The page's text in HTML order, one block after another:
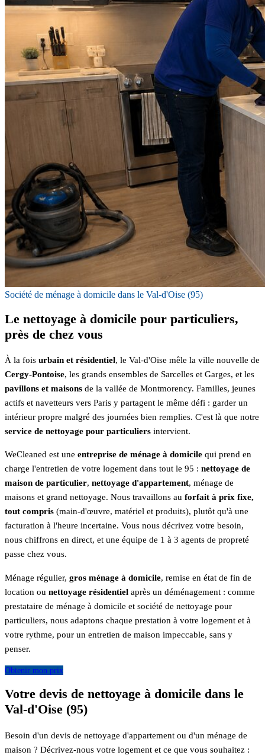
Société de ménage à domicile dans le Val-d'Oise (95)
Le nettoyage à domicile pour particuliers,
près de chez vous
À la fois urbain et résidentiel, le Val-d'Oise mêle la ville nouvelle de
Cergy-Pontoise, les grands ensembles de Sarcelles et Garges, et les
pavillons et maisons de la vallée de Montmorency. Familles, jeunes
actifs et navetteurs vers Paris y partagent le même défi : garder un
intérieur propre malgré des journées bien remplies. C'est là que notre
service de nettoyage pour particuliers intervient.
WeCleaned est une entreprise de ménage à domicile qui prend en
charge l'entretien de votre logement dans tout le 95 : nettoyage de
maison de particulier, nettoyage d'appartement, ménage de
maisons et grand nettoyage. Nous travaillons au forfait à prix fixe,
tout compris (main-d'œuvre, matériel et produits), plutôt qu'à une
facturation à l'heure incertaine. Vous nous décrivez votre besoin,
nous chiffrons en direct, et une équipe de 1 à 3 agents de propreté
passe chez vous.
Ménage régulier, gros ménage à domicile, remise en état de fin de
location ou nettoyage résidentiel après un déménagement : comme
prestataire de ménage à domicile et société de nettoyage pour
particuliers, nous adaptons chaque prestation à votre logement et à
votre rythme, pour un entretien de maison impeccable, sans y
penser.
Obtenir mon prix
Votre devis de nettoyage à domicile dans le
Val-d'Oise (95)
Besoin d'un devis de nettoyage d'appartement ou d'un ménage de
maison ? Décrivez-nous votre logement et ce que vous souhaitez :